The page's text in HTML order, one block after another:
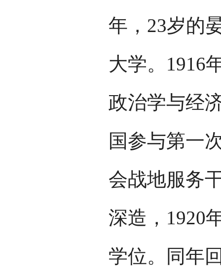
年，23岁的
大学。1916
政治学与经
国参与第一
会战地服务
深造，1920
学位。同年